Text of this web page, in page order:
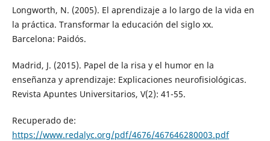
Longworth, N. (2005). El aprendizaje a lo largo de la vida en
la práctica. Transformar la educación del siglo xx.
Barcelona: Paidós.
Madrid, J. (2015). Papel de la risa y el humor en la
enseñanza y aprendizaje: Explicaciones neurofisiológicas.
Revista Apuntes Universitarios, V(2): 41-55.
Recuperado de:
https://www.redalyc.org/pdf/4676/467646280003.pdf